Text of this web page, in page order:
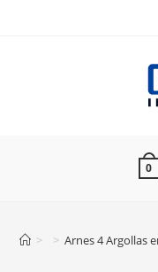
0
> > Arnes 4 Argollas